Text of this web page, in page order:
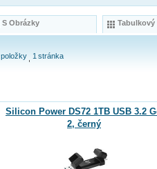
S Obrázky Tabulkový
položky 1 stránka
Silicon Power DS72 1TB USB 3.2
2, černý